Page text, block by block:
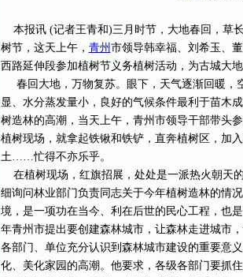
本报讯 (记者王青和)三月时节，大地春回，草
树节，这天上午， 青州 市领导韩幸福、刘希玉、
西路延伸段参加植树节义务植树活动，为古城大
春回大地，万物复苏。眼下，天气逐渐回暖，
显、水分蒸发量小，良好的气候条件最利于苗木
树造林的高潮，当天上午，青州市领导干部带头
植树现场，就拿起铁锹和铁铲，直奔植树区，加
土……忙得不亦乐乎。
在植树现场，红旗招展，处处是一派热火朝天
细询问林业部门负责同志关于今年植树造林的情
境，是一项功在当今、利在后世的民心工程，也
年青州市提出要创建森林城市，让森林走进城市
各部门、单位充分认识到森林城市建设的重要意
化、美化家园的高潮。他要求，各级各部门要抓